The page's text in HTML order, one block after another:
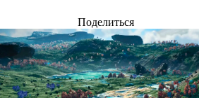
Поделиться